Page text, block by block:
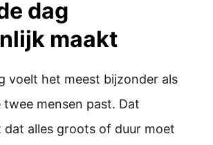
dag
maakt
voelt het meest bijzonder als
twee mensen past. Dat
dat alles groots of duur moet